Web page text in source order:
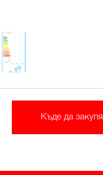
Къде да закупя